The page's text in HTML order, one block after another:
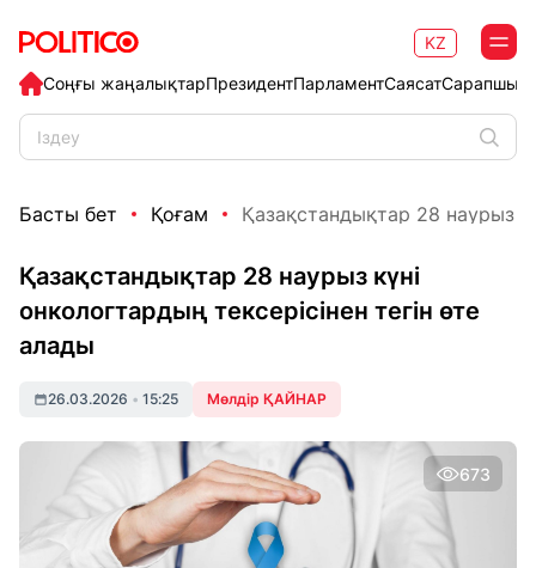
Соңғы жаңалықтарПрезидентПарламентСаясат
KZ
Басты бет Қоғам Қазақстандықтар 28 наурыз
Қазақстандықтар 28 наурыз күні
онкологтардың тексерісінен тегін өте
алады
26.03.2026 • 15:25 Мөлдір ҚАЙНАР
673